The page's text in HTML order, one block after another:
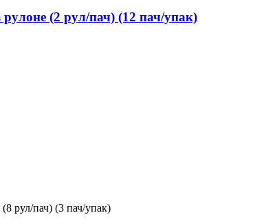
(2 рул/пач) (12 пач/упак)